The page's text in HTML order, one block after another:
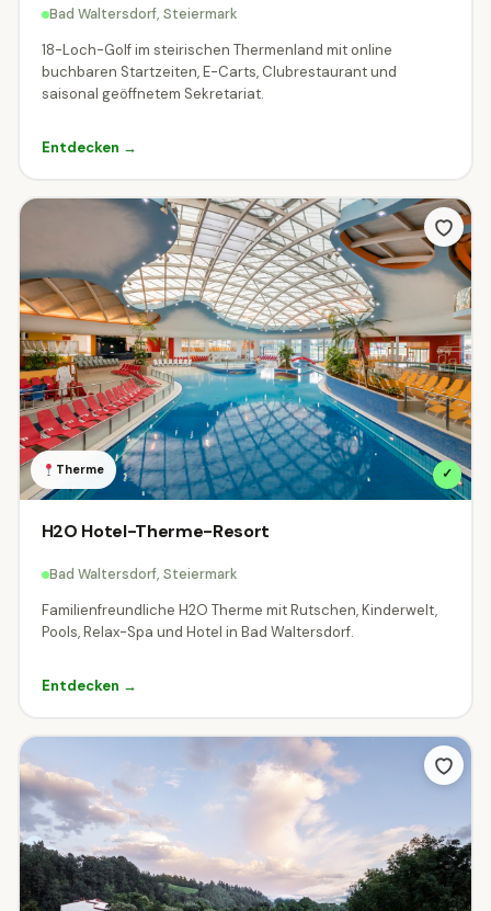
Aussichtspunkte & Panoramen
Bahnen & Schifffahrt 30
Events & Festivals 10 Gärten & Parks 15
🍽Kulinarik & Genuss 32 Kultur & Museen 311
Natur & Outdoor 94 Radfahren & MTB
Seen & Baden 197 🏛Städte & Architektur 13
Tierwelt & Naturparks 41 ⛰Wandern & Berge 11
♨Wellness & Thermen 79 ⛷Winter & Schnee 8
Ausstattung
Was bringt das Ziel mit?
Indoor oder Outdoor?
Beides ☀Outdoor Indoor
Bad Waltersdorf, Steiermark
18-Loch-Golf im steirischen Thermenland mit online
buchbaren Startzeiten, E-Carts, Clubrestaurant und
saisonal geöffnetem Sekretariat.
Entdecken →
Therme ✓
H2O Hotel-Therme-Resort
Bad Waltersdorf, Steiermark
Familienfreundliche H2O Therme mit Rutschen, Kinderwelt,
Pools, Relax-Spa und Hotel in Bad Waltersdorf.
Entdecken →